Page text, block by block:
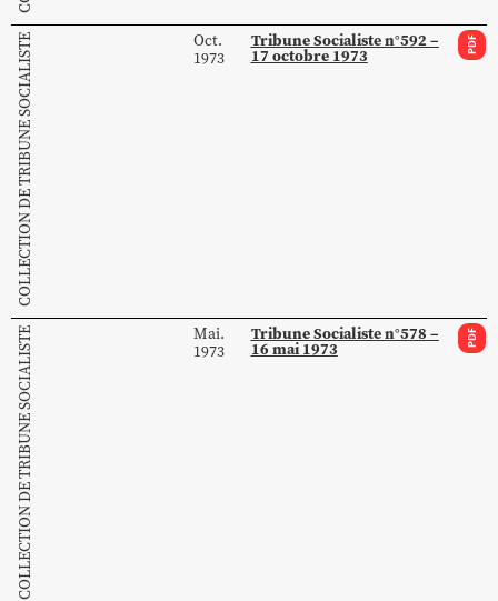
COLLECTION DE TRIBUNE SOCIALISTE
Oct.
1973
Tribune Socialiste n°592 –
17 octobre 1973 PDF
COLLECTION DE TRIBUNE SOCIALISTE
Mai.
1973
Tribune Socialiste n°578 –
16 mai 1973 PDF